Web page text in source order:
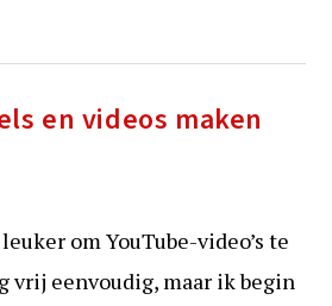
en videos maken
om YouTube-video’s te
vrij eenvoudig, maar ik begin